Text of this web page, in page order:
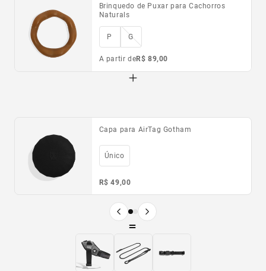
Brinquedo de Puxar para Cachorros
Naturals
P G
A partir deR$ 89,00
Capa para AirTag Gotham
Único
R$ 49,00
Capa para Galaxy Tag Gotham
Único
R$ 49,00
Produto anterior
Próximo produto
=